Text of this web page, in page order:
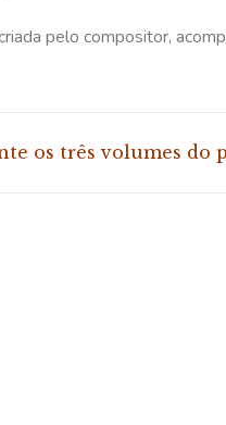
pelo compositor,
os três volumes do